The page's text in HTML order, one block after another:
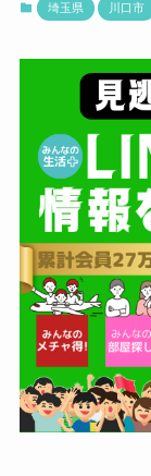
埼玉県 川口市